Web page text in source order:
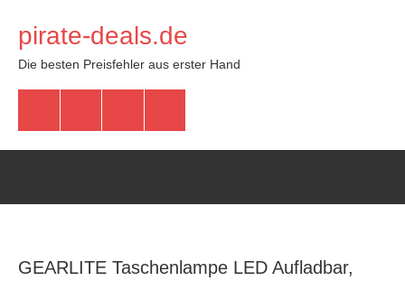
Inhalt
springen
pirate-deals.de
Die besten Preisfehler aus erster Hand
GEARLITE Taschenlampe LED Aufladbar,